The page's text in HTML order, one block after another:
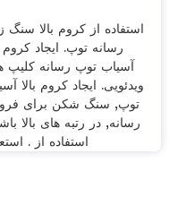
استفاده از کروم بالا سنگ
رسانه توپ. ایجاد کروم
آسیاب توپ رسانه کلیپ
ویدئویی. ایجاد کروم بالا
توپ, سنگ شکن برای
رسانه, در رتبه های بالا
استفاده از .